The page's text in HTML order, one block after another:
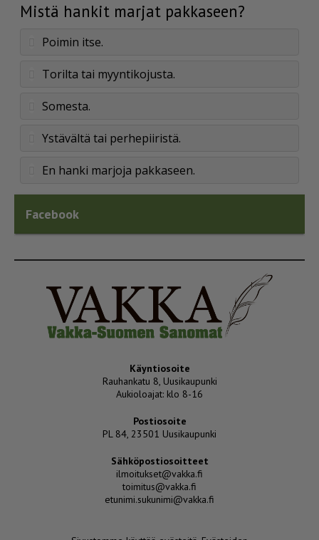
Mistä hankit marjat pakkaseen?
Poimin itse.
Torilta tai myyntikojusta.
Somesta.
Ystävältä tai perhepiiristä.
En hanki marjoja pakkaseen.
Facebook
Käyntiosoite
Rauhankatu 8, Uusikaupunki
Aukioloajat: klo 8-16
Postiosoite
PL 84, 23501 Uusikaupunki
Sähköpostiosoitteet
ilmoitukset@vakka.fi
toimitus@vakka.fi
etunimi.sukunimi@vakka.fi